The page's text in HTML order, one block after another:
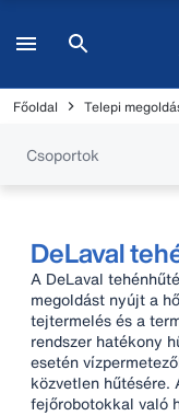
Főoldal Telepi
Csoportok
DeLaval
A DeLaval
megoldást nyújt a
tejtermelés és a
rendszer hatékony
esetén
közvetlen hűtésére.
fejőrobotokkal való